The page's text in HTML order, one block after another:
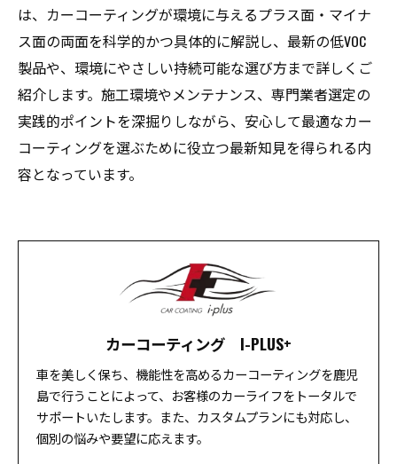
は、カーコーティングが環境に与えるプラス面・マイナ
ス面の両面を科学的かつ具体的に解説し、最新の低VOC
製品や、環境にやさしい持続可能な選び方まで詳しくご
紹介します。施工環境やメンテナンス、専門業者選定の
実践的ポイントを深掘りしながら、安心して最適なカー
コーティングを選ぶために役立つ最新知見を得られる内
容となっています。
カーコーティング I-PLUS+
車を美しく保ち、機能性を高めるカーコーティングを鹿児
島で行うことによって、お客様のカーライフをトータルで
サポートいたします。また、カスタムプランにも対応し、
個別の悩みや要望に応えます。